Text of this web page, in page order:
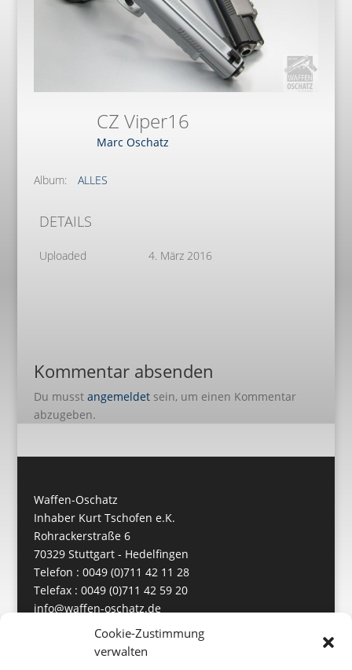
Cookie-Zustimmung
verwalten
CZ Viper16
Marc Oschatz
Album: ALLES
DETAILS
Uploaded 4. März 2016
Kommentar absenden
Du musst angemeldetsein, um einen Kommentar
abzugeben.
Waffen-Oschatz
Inhaber Kurt Tschofen e.K.
Rohrackerstraße 6
70329 Stuttgart - Hedelfingen
Telefon : 0049 (0)711 42 11 28
Telefax : 0049 (0)711 42 59 20
info@waffen-oschatz.de
https://www.waffen-oschatz.de